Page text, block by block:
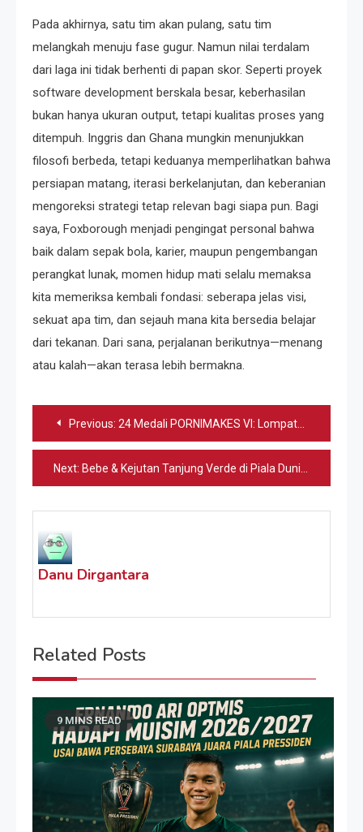
Pada akhirnya, satu tim akan pulang, satu tim
melangkah menuju fase gugur. Namun nilai terdalam
dari laga ini tidak berhenti di papan skor. Seperti proyek
software development berskala besar, keberhasilan
bukan hanya ukuran output, tetapi kualitas proses yang
ditempuh. Inggris dan Ghana mungkin menunjukkan
filosofi berbeda, tetapi keduanya memperlihatkan bahwa
persiapan matang, iterasi berkelanjutan, dan keberanian
mengoreksi strategi tetap relevan bagi siapa pun. Bagi
saya, Foxborough menjadi pengingat personal bahwa
baik dalam sepak bola, karier, maupun pengembangan
perangkat lunak, momen hidup mati selalu memaksa
kita memeriksa kembali fondasi: seberapa jelas visi,
sekuat apa tim, dan sejauh mana kita bersedia belajar
dari tekanan. Dari sana, perjalanan berikutnya—menang
atau kalah—akan terasa lebih bermakna.
Navigasi
pos
Previous: 24 Medali PORNIMAKES VI: Lompatan Besar Poltekkes
Next: Bebe & Kejutan Tanjung Verde di Piala Dunia
Danu Dirgantara
Related Posts
9 MINS READ